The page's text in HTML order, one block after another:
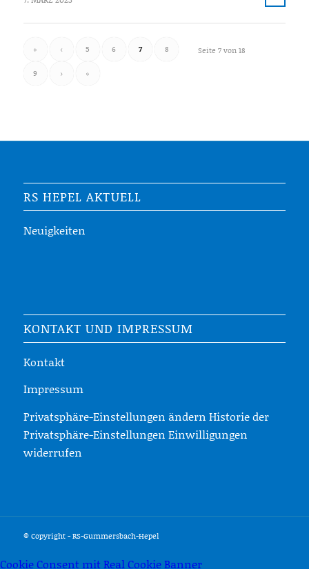
Seite 7 von 18
« ‹ 5 6 7 8
9 › »
RS HEPEL AKTUELL
Neuigkeiten
KONTAKT UND IMPRESSUM
Kontakt
Impressum
Privatsphäre-Einstellungen ändern Historie der
Privatsphäre-Einstellungen Einwilligungen
widerrufen
© Copyright - RS-Gummersbach-Hepel
Cookie Consent mit Real Cookie Banner